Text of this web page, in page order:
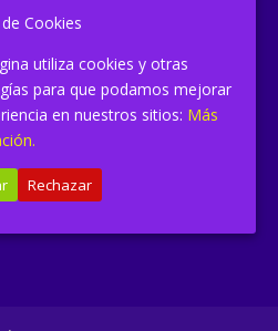
Marta Urbano
Ministro de Justicia
Portavoz
reforma
retribuciones
reunión
Transcripciones
Cookies
utiliza cookies y otras
para que podamos mejorar
en nuestros sitios: Más
Rechazar